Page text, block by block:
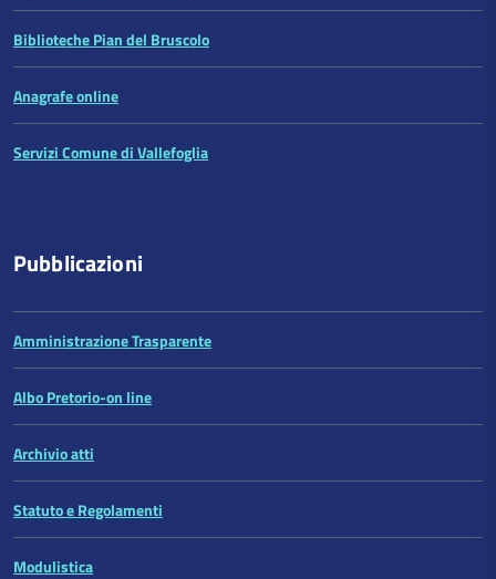
Biblioteche Pian del Bruscolo
Anagrafe online
Servizi Comune di Vallefoglia
Pubblicazioni
Amministrazione Trasparente
Albo Pretorio-on line
Archivio atti
Statuto e Regolamenti
Modulistica